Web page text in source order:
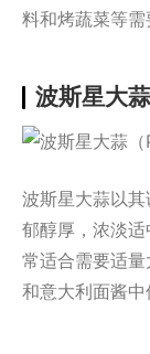
料和烤蔬菜等需
波斯星大
波斯星大蒜以
郁醇厚，浓淡
常适合需要适
和意大利面酱中